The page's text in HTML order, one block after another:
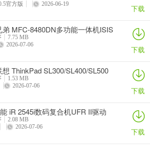
官方版
2026-06-19 下载
弟 MFC-8480DN多功能一体机ISIS
7.75 MB
2026-07-06 下载
想 ThinkPad SL300/SL400/SL500
1.53 MB
2026-07-06 下载
iR 2545i数码复合机UFR II驱动
2.08 MB
2026-07-06 下载